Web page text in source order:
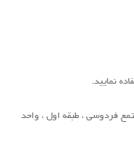
نمایید.
فردوسی ، طبقه اول ، واحد